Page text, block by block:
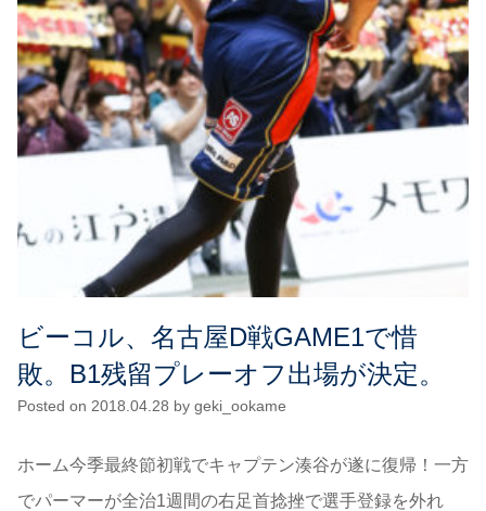
ビーコル、名古屋D戦GAME1で惜
敗。B1残留プレーオフ出場が決定。
Posted on 2018.04.28 by geki_ookame
ホーム今季最終節初戦でキャプテン湊谷が遂に復帰！一方
でパーマーが全治1週間の右足首捻挫で選手登録を外れ